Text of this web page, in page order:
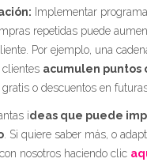
Implementar
repetidas puede
Por ejemplo, una
acumulen puntos
o descuentos en
ideas que puede
. Si quiere saber más, o
nosotros haciendo clic